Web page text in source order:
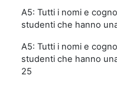
A5: Tutti i nomi e
studenti che hanno
A5: Tutti i nomi e
studenti che hanno
25